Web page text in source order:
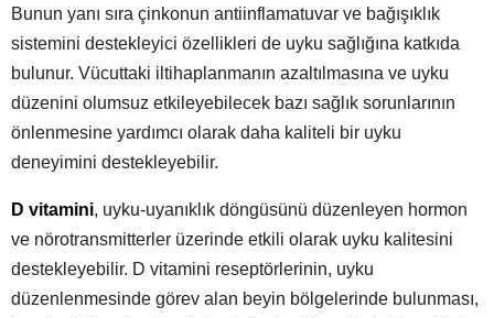
Bunun yanı sıra çinkonun antiinflamatuvar ve bağışıklık
sistemini destekleyici özellikleri de uyku sağlığına katkıda
bulunur. Vücuttaki iltihaplanmanın azaltılmasına ve uyku
düzenini olumsuz etkileyebilecek bazı sağlık sorunlarının
önlenmesine yardımcı olarak daha kaliteli bir uyku
deneyimini destekleyebilir.
D vitamini, uyku-uyanıklık döngüsünü düzenleyen hormon
ve nörotransmitterler üzerinde etkili olarak uyku kalitesini
destekleyebilir. D vitamini reseptörlerinin, uyku
düzenlenmesinde görev alan beyin bölgelerinde bulunması,